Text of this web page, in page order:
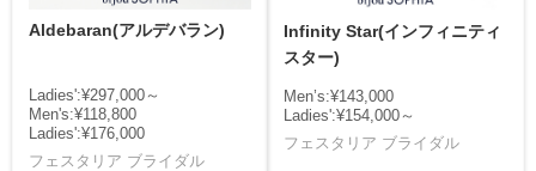
Aldebaran(アルデバラン)
Ladies':¥297,000～
Men's:¥118,800
Ladies':¥176,000
フェスタリア ブライダル
Infinity Star(インフィニティ
スター)
Men’s:¥143,000
Ladies':¥154,000～
フェスタリア ブライダル